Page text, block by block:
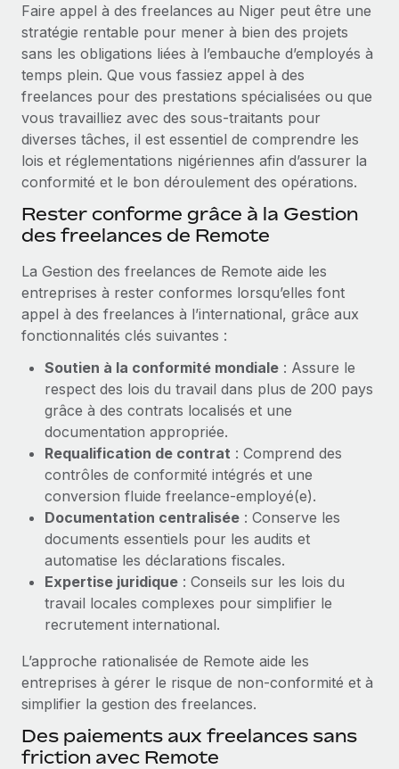
SERVICES
Demandez aux experts
Recevez des conseils d’experts sur les RH à
l’international et la conformité
Contrôles d’antécédents
Simplifiez vos processus de présélection des
candidats
Remote Watchtower
matière de conformité
Gestion des appareils
Achetez et suivez vos équipements informatiques
Création d’entité
Établissez des entités rapidement et en toute
conformité
Mobilité et déménagement international
Organisez facilement le déménagement de vos
employés
Avantages sociaux
Gérez facilement les avantages sociaux
Devenir partenaire
Explorez avec nous vos opportunités de partenariat
Remote Build
Bientôt disponible
Conseil en intégrations et automatisations assistées par
ÉTUDES DE CAS
Salle de presse
Données sur les salaires et les talents
Centre de ressources
Obtenir de l’aide
Voir toutes les ressources
BLOG
EOR et PEO
Gestion des freelances
Taxes
Explorer le blog
BLOG
Mises à jour des produits de Remote :
Intégrations Gusto et Xero et Gestion des
freelances Plus
Remote a toujours pour mission d'aider les entreprises de
toute taille à embaucher, gérer et payer...
En savoir plus
Comment Phiture gère ses 55 employés
répartis dans 19 pays grâce à Remote
Phiture, un leader notable du conseil en matière de
croissance mobile internationale, encourage les...
Faire appel à des freelances au Niger peut être une
stratégie rentable pour mener à bien des projets
sans les obligations liées à l’embauche d’employés à
temps plein. Que vous fassiez appel à des
freelances pour des prestations spécialisées ou que
vous travailliez avec des sous‑traitants pour
diverses tâches, il est essentiel de comprendre les
lois et réglementations nigériennes afin d’assurer la
conformité et le bon déroulement des opérations.
Rester conforme grâce à la Gestion
des freelances de Remote
La Gestion des freelances de Remote aide les
entreprises à rester conformes lorsqu’elles font
appel à des freelances à l’international, grâce aux
fonctionnalités clés suivantes :
Soutien à la conformité mondiale : Assure le
respect des lois du travail dans plus de 200 pays
grâce à des contrats localisés et une
documentation appropriée.
Requalification de contrat : Comprend des
contrôles de conformité intégrés et une
conversion fluide freelance‑employé(e).
Documentation centralisée : Conserve les
documents essentiels pour les audits et
automatise les déclarations fiscales.
Expertise juridique : Conseils sur les lois du
travail locales complexes pour simplifier le
recrutement international.
L’approche rationalisée de Remote aide les
entreprises à gérer le risque de non‑conformité et à
simplifier la gestion des freelances.
Des paiements aux freelances sans
friction avec Remote